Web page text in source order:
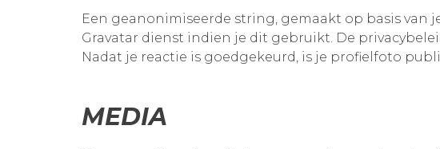
Een geanonimiseerde string, gemaakt op basis van
Gravatar dienst indien je dit gebruikt. De
Nadat je reactie is goedgekeurd, is je profielfoto
MEDIA